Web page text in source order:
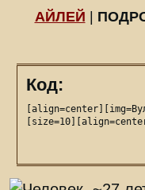
АЙЛЕЙ |
Код: